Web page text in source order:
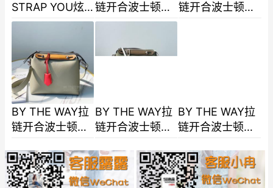
STRAP YOU炫
彩肩带 全明星肩
随意搭以
链开合波士顿手
提包双手挽设计
有双口袋透过隔
链开合波士顿手
BY THE WAY拉
链开合波士顿手
缀以饰牌 内部设
有双口袋透过
BY THE WAY拉
链开合波士顿手
缀以饰牌 内部设
有双口袋透过
BY THE WAY拉
链开合波士顿手
缀以饰牌 内部设
有双口袋透过